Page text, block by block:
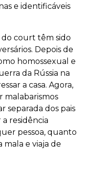
e identificáveis
do court têm sido
Depois de
homossexual e
da Rússia na
a casa. Agora,
malabarismos
separada dos pais
residência
pessoa, quanto
e viaja de